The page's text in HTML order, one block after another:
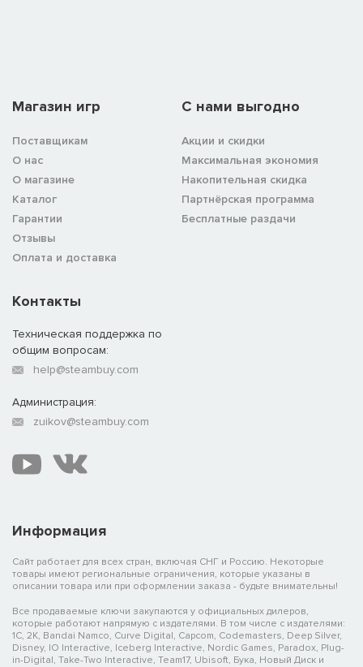
Магазин игр
Поставщикам
О нас
О магазине
Каталог
Гарантии
Отзывы
Оплата и доставка
C нами выгодно
Акции и скидки
Максимальная экономия
Накопительная скидка
Партнёрская программа
Бесплатные раздачи
Информация
Сайт работает для всех стран, включая СНГ и Россию. Некоторые
товары имеют региональные ограничения, которые указаны в
описании товара или при оформлении заказа - будьте внимательны!
Все продаваемые ключи закупаются у официальных дилеров,
которые работают напрямую с издателями. В том числе с издателями:
1C, 2K, Bandai Namco, Curve Digital, Capcom, Codemasters, Deep Silver,
Disney, IO Interactive, Iceberg Interactive, Nordic Games, Paradox, Plug-
in-Digital, Take-Two Interactive, Team17, Ubisoft, Бука, Новый Диск и
Контакты
Техническая поддержка по
общим вопросам:
help@steambuy.com
Администрация:
zuikov@steambuy.com